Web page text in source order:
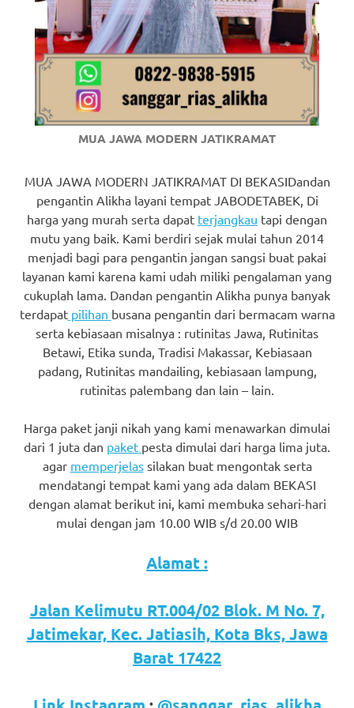
guys
his
comment
here
replica
watches.
favorite
watches.
Hours
Online
Discover
More
MUA JAWA MODERN JATIKRAMAT
MUA JAWA MODERN JATIKRAMAT DI BEKASIDandan
pengantin Alikha layani tempat JABODETABEK, Di
harga yang murah serta dapat terjangkau tapi dengan
mutu yang baik. Kami berdiri sejak mulai tahun 2014
menjadi bagi para pengantin jangan sangsi buat pakai
layanan kami karena kami udah miliki pengalaman yang
cukuplah lama. Dandan pengantin Alikha punya banyak
terdapatpilihan busana pengantin dari bermacam warna
serta kebiasaan misalnya : rutinitas Jawa, Rutinitas
Betawi, Etika sunda, Tradisi Makassar, Kebiasaan
padang, Rutinitas mandailing, kebiasaan lampung,
rutinitas palembang dan lain – lain.
Harga paket janji nikah yang kami menawarkan dimulai
dari 1 juta dan paket pesta dimulai dari harga lima juta.
agar memperjelassilakan buat mengontak serta
mendatangi tempat kami yang ada dalam BEKASI
dengan alamat berikut ini, kami membuka sehari-hari
mulai dengan jam 10.00 WIB s/d 20.00 WIB
Alamat :
Jalan Kelimutu RT.004/02 Blok. M No. 7,
Jatimekar, Kec. Jatiasih, Kota Bks, Jawa
Barat 17422